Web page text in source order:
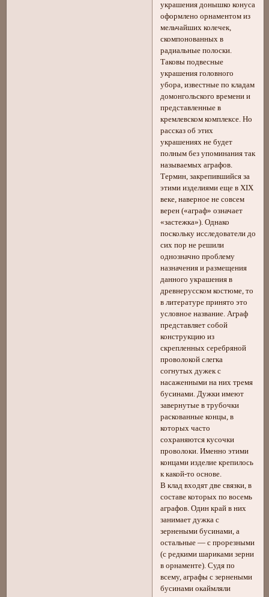
украшения донышко конуса
оформлено орнаментом из
мельчайших колечек,
скомпонованных в
радиальные полоски.
Таковы подвесные
украшения головного
убора, известные по кладам
домонгольского времени и
представленные в
кремлевском комплексе. Но
рассказ об этих
украшениях не будет
полным без упоминания так
называемых аграфов.
Термин, закрепившийся за
этими изделиями еще в XIX
веке, наверное не совсем
верен («аграф» означает
«застежка»). Однако
поскольку исследователи до
сих пор не решили
однозначно проблему
назначения и размещения
данного украшения в
древнерусском костюме, то
в литературе принято это
условное название. Аграф
представляет собой
конструкцию из
скрепленных серебряной
проволокой слегка
согнутых дужек с
насаженными на них тремя
бусинами. Дужки имеют
завернутые в трубочки
раскованные концы, в
которых часто
сохраняются кусочки
проволоки. Именно этими
концами изделие крепилось
к какой-то основе.
В клад входят две связки, в
составе которых по восемь
аграфов. Один край в них
занимает дужка с
зернеными бусинами, а
остальные — с прорезными
(с редкими шариками зерни
в орнаменте). Судя по
всему, аграфы с зернеными
бусинами окаймляли